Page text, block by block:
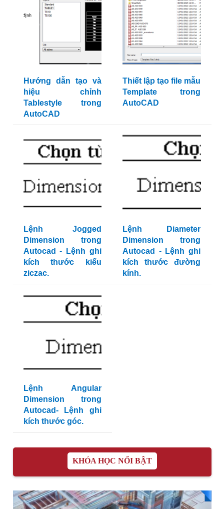
Hướng dẫn tạo và
hiệu chỉnh
Tablestyle trong
AutoCAD
Thiết lập tạo file mẫu
Template trong
AutoCAD
Lệnh Jogged
Dimension trong
Autocad - Lệnh ghi
kích thước kiểu
ziczac.
Lệnh Diameter
Dimension trong
Autocad - Lệnh ghi
kích thước đường
kính.
Lệnh Angular
Dimension trong
Autocad- Lệnh ghi
kích thước góc.
KHÓA HỌC NỔI BẬT